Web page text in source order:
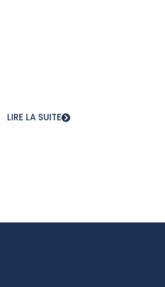
LIRE LA SUITE